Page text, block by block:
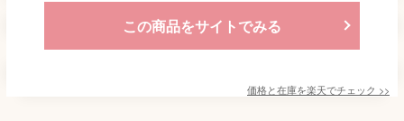
この商品をサイトでみる
価格と在庫を楽天でチェック >>